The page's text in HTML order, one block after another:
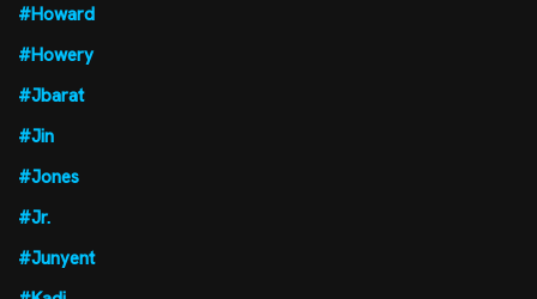
#Howard
#Howery
#Jbarat
#Jin
#Jones
#Jr.
#Junyent